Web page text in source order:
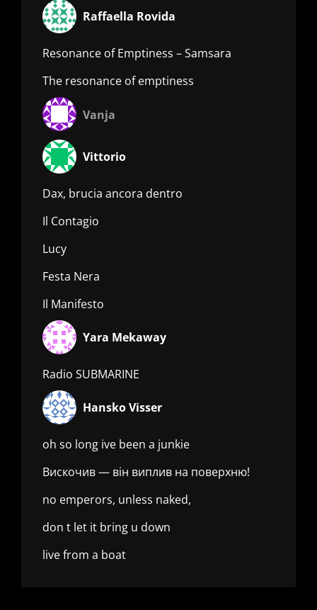
Raffaella Rovida
Resonance of Emptiness – Samsara
The resonance of emptiness
Vanja
Vittorio
Dax, brucia ancora dentro
Il Contagio
Lucy
Festa Nera
Il Manifesto
Yara Mekaway
Radio SUBMARINE
Hansko Visser
oh so long ive been a junkie
Вискочив — він виплив на поверхню!
no emperors, unless naked,
don t let it bring u down
live from a boat